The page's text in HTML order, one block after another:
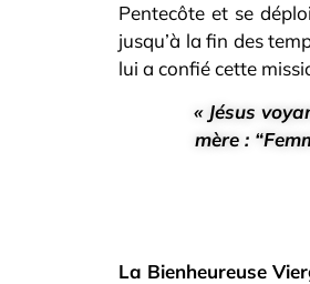
Pentecôte et se
jusqu’à la fin des
lui a confié cette
« Jésus
mère :
La Bienheureuse